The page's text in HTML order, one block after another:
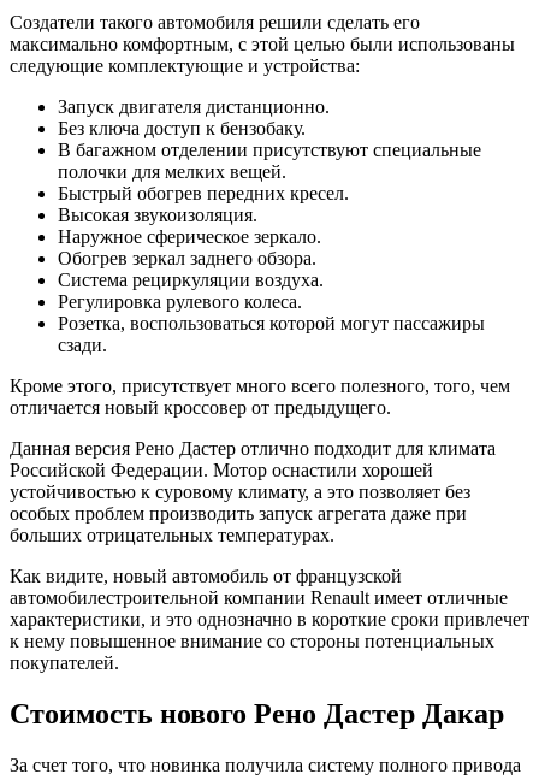
Создатели такого автомобиля решили сделать его
максимально комфортным, с этой целью были использованы
следующие комплектующие и устройства:
Запуск двигателя дистанционно.
Без ключа доступ к бензобаку.
В багажном отделении присутствуют специальные
полочки для мелких вещей.
Быстрый обогрев передних кресел.
Высокая звукоизоляция.
Наружное сферическое зеркало.
Обогрев зеркал заднего обзора.
Система рециркуляции воздуха.
Регулировка рулевого колеса.
Розетка, воспользоваться которой могут пассажиры
сзади.
Кроме этого, присутствует много всего полезного, того, чем
отличается новый кроссовер от предыдущего.
Данная версия Рено Дастер отлично подходит для климата
Российской Федерации. Мотор оснастили хорошей
устойчивостью к суровому климату, а это позволяет без
особых проблем производить запуск агрегата даже при
больших отрицательных температурах.
Как видите, новый автомобиль от французской
автомобилестроительной компании Renault имеет отличные
характеристики, и это однозначно в короткие сроки привлечет
к нему повышенное внимание со стороны потенциальных
покупателей.
Стоимость нового Рено Дастер Дакар
За счет того, что новинка получила систему полного привода